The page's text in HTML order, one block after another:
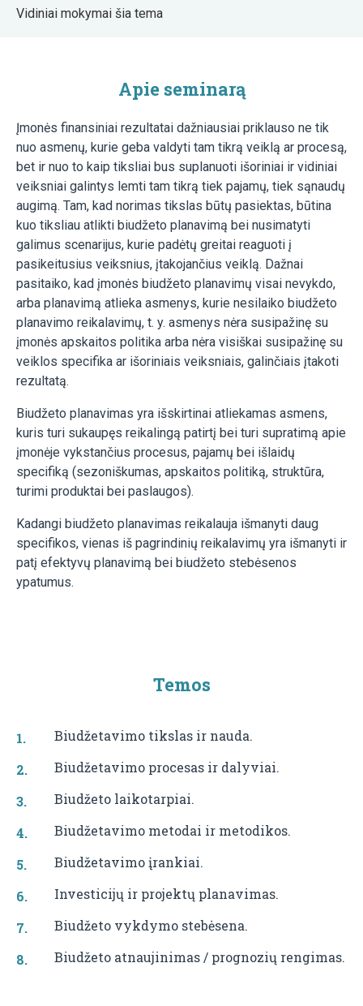
Vidiniai mokymai šia tema
Apie seminarą
Įmonės finansiniai rezultatai dažniausiai priklauso ne tik
nuo asmenų, kurie geba valdyti tam tikrą veiklą ar procesą,
bet ir nuo to kaip tiksliai bus suplanuoti išoriniai ir vidiniai
veiksniai galintys lemti tam tikrą tiek pajamų, tiek sąnaudų
augimą. Tam, kad norimas tikslas būtų pasiektas, būtina
kuo tiksliau atlikti biudžeto planavimą bei nusimatyti
galimus scenarijus, kurie padėtų greitai reaguoti į
pasikeitusius veiksnius, įtakojančius veiklą. Dažnai
pasitaiko, kad įmonės biudžeto planavimų visai nevykdo,
arba planavimą atlieka asmenys, kurie nesilaiko biudžeto
planavimo reikalavimų, t. y. asmenys nėra susipažinę su
įmonės apskaitos politika arba nėra visiškai susipažinę su
veiklos specifika ar išoriniais veiksniais, galinčiais įtakoti
rezultatą.
Biudžeto planavimas yra išskirtinai atliekamas asmens,
kuris turi sukaupęs reikalingą patirtį bei turi supratimą apie
įmonėje vykstančius procesus, pajamų bei išlaidų
specifiką (sezoniškumas, apskaitos politiką, struktūra,
turimi produktai bei paslaugos).
Kadangi biudžeto planavimas reikalauja išmanyti daug
specifikos, vienas iš pagrindinių reikalavimų yra išmanyti ir
patį efektyvų planavimą bei biudžeto stebėsenos
ypatumus.
Temos
Biudžetavimo tikslas ir nauda.
Biudžetavimo procesas ir dalyviai.
Biudžeto laikotarpiai.
Biudžetavimo metodai ir metodikos.
Biudžetavimo įrankiai.
Investicijų ir projektų planavimas.
Biudžeto vykdymo stebėsena.
Biudžeto atnaujinimas / prognozių rengimas.